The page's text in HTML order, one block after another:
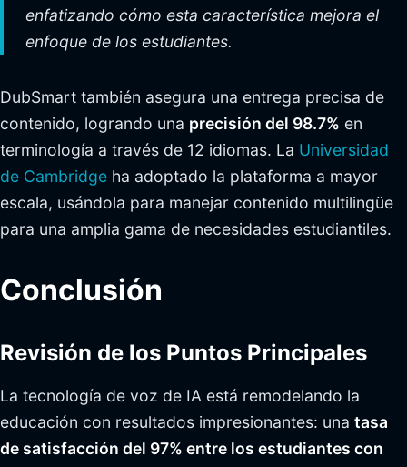
enfatizando cómo esta característica mejora el
enfoque de los estudiantes.
DubSmart también asegura una entrega precisa de
contenido, logrando una precisión del 98.7% en
terminología a través de 12 idiomas. La Universidad
de Cambridge ha adoptado la plataforma a mayor
escala, usándola para manejar contenido multilingüe
para una amplia gama de necesidades estudiantiles.
Conclusión
Revisión de los Puntos Principales
La tecnología de voz de IA está remodelando la
educación con resultados impresionantes: una tasa
de satisfacción del 97% entre los estudiantes con